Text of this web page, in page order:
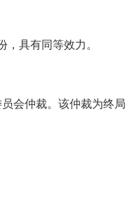
，具有同等效力。
会仲裁。该仲裁为终局